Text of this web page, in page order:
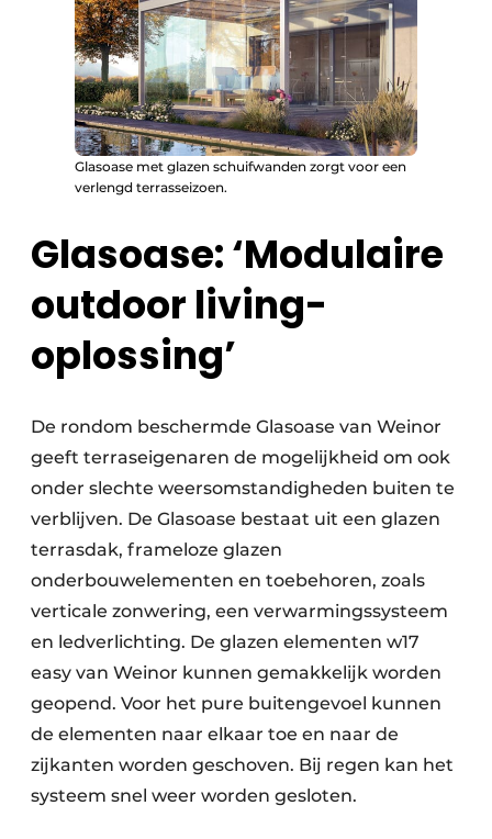
Glasoase met glazen schuifwanden zorgt voor een
verlengd terrasseizoen.
Glasoase: ‘Modulaire
outdoor living-
oplossing’
De rondom beschermde Glasoase van Weinor
geeft terraseigenaren de mogelijkheid om ook
onder slechte weersomstandigheden buiten te
verblijven. De Glasoase bestaat uit een glazen
terrasdak, frameloze glazen
onderbouwelementen en toebehoren, zoals
verticale zon­wering, een verwarmingssysteem
en ledverlichting. De glazen elementen w17
easy van Weinor kunnen gemakkelijk worden
geopend. Voor het pure buitengevoel kunnen
de elementen naar elkaar toe en naar de
zijkanten worden geschoven. Bij regen kan het
systeem snel weer worden gesloten.